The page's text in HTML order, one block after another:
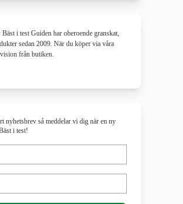
i test Guiden har oberoende granskat,
sedan 2009. När du köper via våra
från butiken.
nyhetsbrev så meddelar vi dig när en ny
i test!